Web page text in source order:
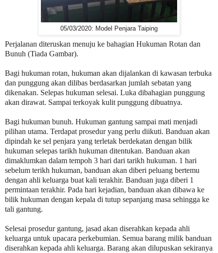
05/03/2020: Model Penjara Taiping
Perjalanan diteruskan menuju ke bahagian Hukuman Rotan dan
Bunuh (Tiada Gambar).
Bagi hukuman rotan, hukuman akan dijalankan di kawasan terbuka
dan punggung akan dilibas berdasarkan jumlah sebatan yang
dikenakan. Selepas hukuman selesai. Luka dibahagian punggung
akan dirawat. Sampai terkoyak kulit punggung dibuatnya.
Bagi hukuman bunuh. Hukuman gantung sampai mati menjadi
pilihan utama. Terdapat prosedur yang perlu diikuti. Banduan akan
dipindah ke sel penjara yang terletak berdekatan dengan bilik
hukuman selepas tarikh hukuman ditentukan. Banduan akan
dimaklumkan dalam tempoh 3 hari dari tarikh hukuman. 1 hari
sebelum terikh hukuman, banduan akan diberi peluang bertemu
dengan ahli keluarga buat kali terakhir. Banduan juga diberi 1
permintaan terakhir. Pada hari kejadian, banduan akan dibawa ke
bilik hukuman dengan kepala di tutup sepanjang masa sehingga ke
tali gantung.
Selesai prosedur gantung, jasad akan diserahkan kepada ahli
keluarga untuk upacara perkebumian. Semua barang milik banduan
diserahkan kepada ahli keluarga. Barang akan dilupuskan sekiranya